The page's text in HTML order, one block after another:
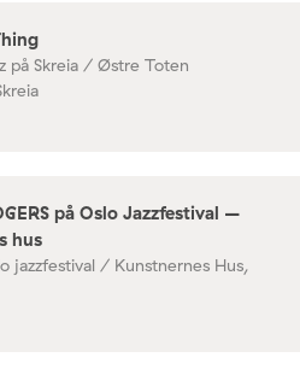
på Skreia / Østre Toten
på Oslo Jazzfestival –
hus
jazzfestival / Kunstnernes Hus,